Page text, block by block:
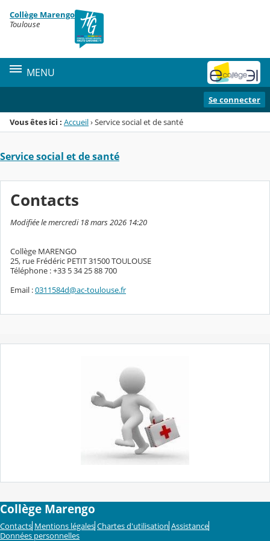
Menu de la rubrique
Contenu
Collège Marengo
Toulouse
MENU
Se connecter
Vous êtes ici : Accueil›Service social et de santé
Service social et de santé
Contacts
Modifiée le mercredi 18 mars 2026 14:20
Collège MARENGO
25, rue Frédéric PETIT 31500 TOULOUSE
Téléphone : +33 5 34 25 88 700
Email :0311584d@ac-toulouse.fr
Collège Marengo
Contacts Mentions légales Chartes d'utilisation Assistance
Données personnelles